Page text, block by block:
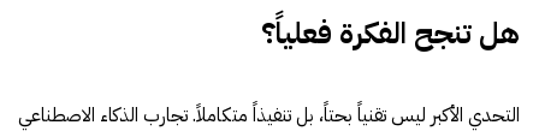
هل تنجح الفكرة فعلياً؟
التحدي الأكبر ليس تقنياً بحتاً، بل تنفيذاً متكاملاً. تجارب الذكاء الاصطناعي